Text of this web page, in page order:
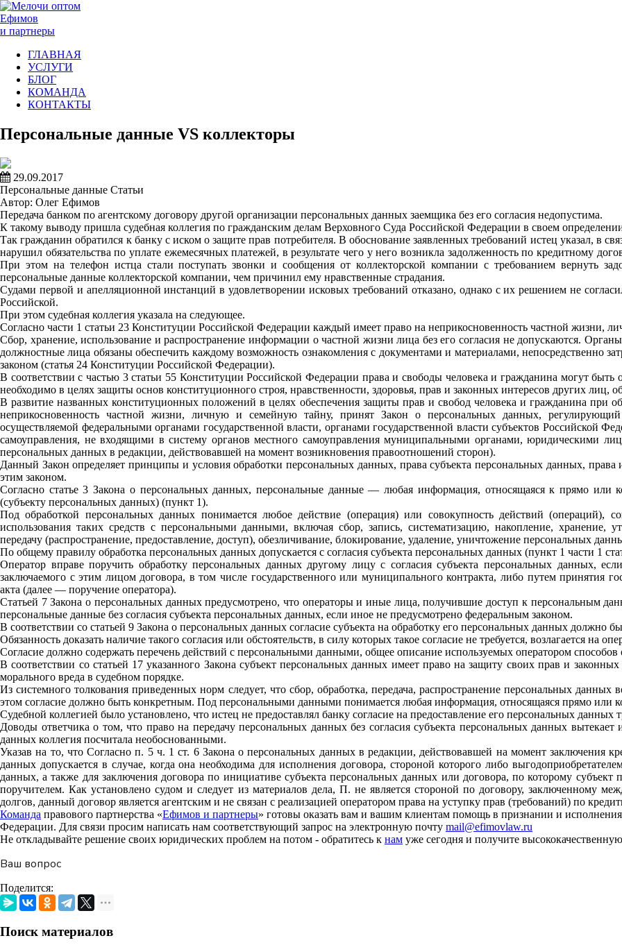
Ефимов
и партнеры
ГЛАВНАЯ
УСЛУГИ
БЛОГ
КОМАНДА
КОНТАКТЫ
Персональные данные VS коллекторы
29.09.2017
Персональные данные Статьи
Автор: Олег Ефимов
Передача банком по агентскому договору другой организации персональных данных заемщика без его согласия недопустима.
К такому выводу пришла судебная коллегия по гражданским делам Верховного Суда Российской Федерации в своем
Так гражданин обратился к банку с иском о защите прав потребителя. В обоснование заявленных требований истец указал, в
нарушил обязательства по уплате ежемесячных платежей, в результате чего у него возникла задолженность по кредитному
При этом на телефон истца стали поступать звонки и сообщения от коллекторской компании с требованием вернуть
персональные данные коллекторской компании, чем причинил ему нравственные страдания.
Судами первой и апелляционной инстанций в удовлетворении исковых требований отказано, однако с их решением не
Российской.
При этом судебная коллегия указала на следующее.
Согласно части 1 статьи 23 Конституции Российской Федерации каждый имеет право на неприкосновенность частной жизни,
Сбор, хранение, использование и распространение информации о частной жизни лица без его согласия не допускаются.
должностные лица обязаны обеспечить каждому возможность ознакомления с документами и материалами, непосредственно
законом (статья 24 Конституции Российской Федерации).
В соответствии с частью 3 статьи 55 Конституции Российской Федерации права и свободы человека и гражданина могут
необходимо в целях защиты основ конституционного строя, нравственности, здоровья, прав и законных интересов других лиц,
В развитие названных конституционных положений в целях обеспечения защиты прав и свобод человека и гражданина при
неприкосновенность частной жизни, личную и семейную тайну, принят Закон о персональных данных,
осуществляемой федеральными органами государственной власти, органами государственной власти субъектов Российской
самоуправления, не входящими в систему органов местного самоуправления муниципальными органами, юридическими
персональных данных в редакции, действовавшей на момент возникновения правоотношений сторон).
Данный Закон определяет принципы и условия обработки персональных данных, права субъекта персональных данных,
этим законом.
Согласно статье 3 Закона о персональных данных, персональные данные — любая информация, относящаяся к прямо или
(субъекту персональных данных) (пункт 1).
Под обработкой персональных данных понимается любое действие (операция) или совокупность действий (операций),
использования таких средств с персональными данными, включая сбор, запись, систематизацию, накопление, хранение,
передачу (распространение, предоставление, доступ), обезличивание, блокирование, удаление, уничтожение персональных
По общему правилу обработка персональных данных допускается с согласия субъекта персональных данных (пункт 1 части 1
Оператор вправе поручить обработку персональных данных другому лицу с согласия субъекта персональных данных,
заключаемого с этим лицом договора, в том числе государственного или муниципального контракта, либо путем принятия
акта (далее — поручение оператора).
Статьей 7 Закона о персональных данных предусмотрено, что операторы и иные лица, получившие доступ к персональным
персональные данные без согласия субъекта персональных данных, если иное не предусмотрено федеральным законом.
В соответствии со статьей 9 Закона о персональных данных согласие субъекта на обработку его персональных данных
Обязанность доказать наличие такого согласия или обстоятельств, в силу которых такое согласие не требуется, возлагается на
Согласие должно содержать перечень действий с персональными данными, общее описание используемых оператором
В соответствии со статьей 17 указанного Закона субъект персональных данных имеет право на защиту своих прав и
морального вреда в судебном порядке.
Из системного толкования приведенных норм следует, что сбор, обработка, передача, распространение персональных
этом согласие должно быть конкретным. Под персональными данными понимается любая информация, относящаяся прямо или
Судебной коллегией было установлено, что истец не предоставлял банку согласие на предоставление его персональных
Доводы ответчика о том, что право на передачу персональных данных без согласия субъекта персональных данных
данных коллегия посчитала необоснованными.
Указав на то, что Согласно п. 5 ч. 1 ст. 6 Закона о персональных данных в редакции, действовавшей на момент заключения
данных допускается в случае, когда она необходима для исполнения договора, стороной которого либо
данных, а также для заключения договора по инициативе субъекта персональных данных или договора, по которому субъект
поручителем. Как установлено судом и следует из материалов дела, П. не является стороной по договору, заключенному
долгов, данный договор является агентским и не связан с реализацией оператором права на уступку прав (требований) по
Команда правового партнерства «Ефимов и партнеры» готовы оказать вам и вашим клиентам помощь в признании и
Федерации. Для связи просим написать нам соответствующий запрос на электронную почту mail@efimovlaw.ru
Не откладывайте решение своих юридических проблем на потом - обратитесь к нам уже сегодня и получите
Ваш вопрос
Поделится:
Поиск материалов